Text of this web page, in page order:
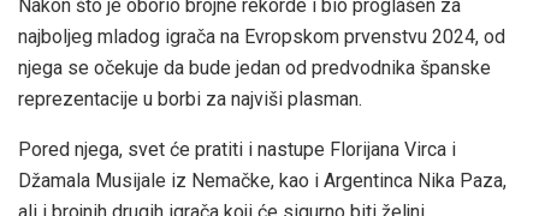
Nakon što je oborio brojne rekorde i bio proglašen za
najboljeg mladog igrača na Evropskom prvenstvu 2024, od
njega se očekuje da bude jedan od predvodnika španske
reprezentacije u borbi za najviši plasman.
Pored njega, svet će pratiti i nastupe Florijana Virca i
Džamala Musijale iz Nemačke, kao i Argentinca Nika Paza,